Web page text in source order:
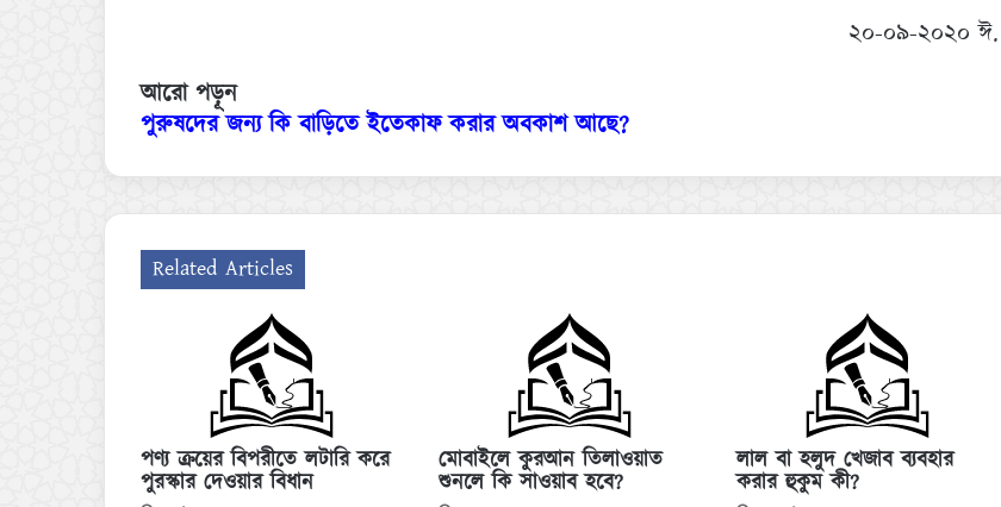
২০-০৯-২০২০ ঈ.
আরো পড়ূন
পুরুষদের জন্য কি বাড়িতে ইতেকাফ করার অবকাশ আছে?
Related Articles
পণ্য ক্রয়ের বিপরীতে লটারি করে
পুরস্কার দেওয়ার বিধান
মোবাইলে কুরআন তিলাওয়াত
শুনলে কি সাওয়াব হবে?
লাল বা হলুদ খেজাব ব্যবহার
করার হুকুম কী?